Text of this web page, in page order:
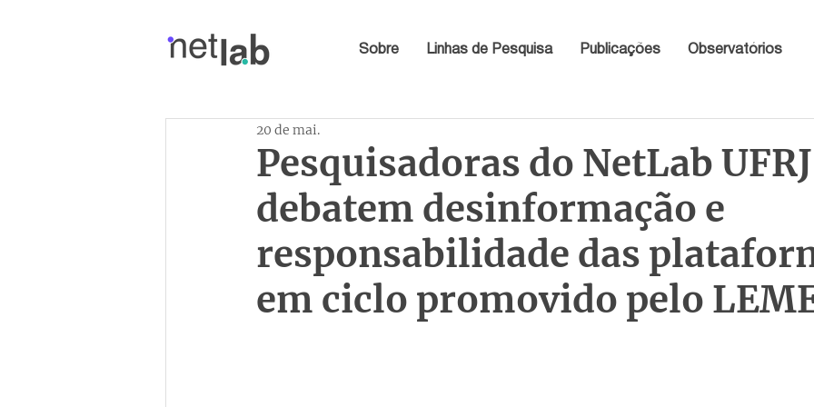
Sobre Linhas de Pesquisa Publicações Observatórios
Pesquisadoras do NetLab UFRJ
debatem desinformação e
responsabilidade das
em ciclo promovido pelo
20 de mai.